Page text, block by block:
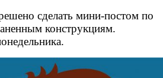
сделать мини-постом по
конструкциям.